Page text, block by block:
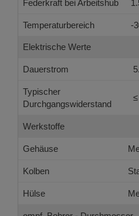
Federkraft bei Arbeitshub
Temperaturbereich -
Elektrische Werte
Dauerstrom
Typischer
Durchgangswiderstand
Werkstoffe
Gehäuse
Kolben
Hülse